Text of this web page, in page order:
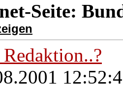
Seite: